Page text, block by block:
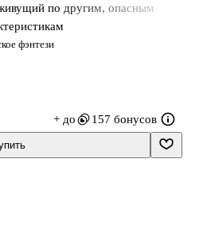
фэнтези
по другим, опасным
давно перестала быть
двери приносит разрушение и
становятся чужими.
призрачных дверей, Гудвин
и втягивает в неё
+ до 157 бонусов